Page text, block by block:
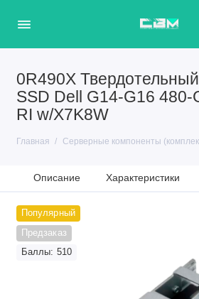
0R490X
SSD Dell G14-G16 480-
RI w/X7K8W
Главная Серверные компоненты
Описание Характеристики
Популярный
Предзаказ
Баллы: 510